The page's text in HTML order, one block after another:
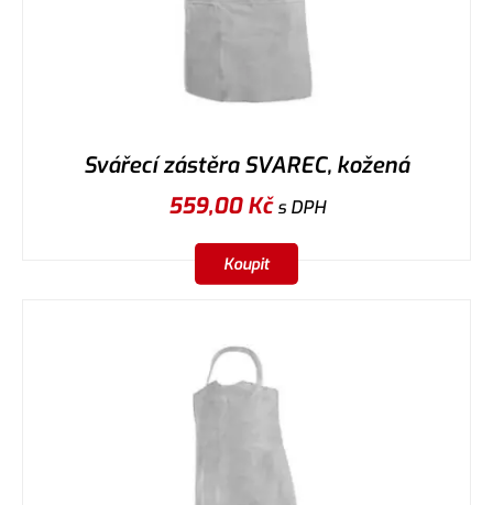
Svářecí zástěra SVAREC, kožená
559,00Kčs DPH
Koupit